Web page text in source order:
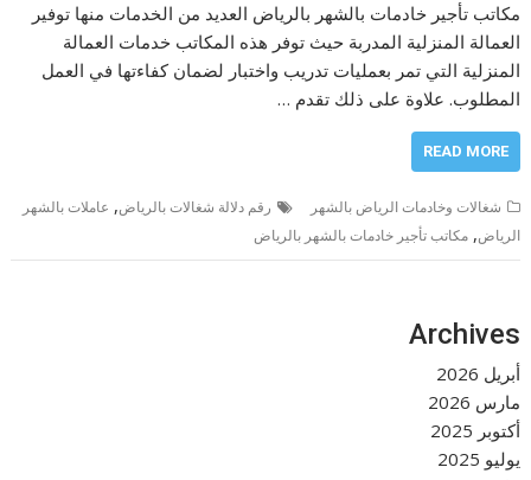
مكاتب تأجير خادمات بالشهر بالرياض العديد من الخدمات منها توفير
العمالة المنزلية المدربة حيث توفر هذه المكاتب خدمات العمالة
المنزلية التي تمر بعمليات تدريب واختبار لضمان كفاءتها في العمل
المطلوب. علاوة على ذلك تقدم …
READ MORE
شغالات وخادمات الرياض بالشهر رقم دلالة شغالات بالرياض, عاملات بالشهر
الرياض,مكاتب تأجير خادمات بالشهر بالرياض
Archives
أبريل 2026
مارس 2026
أكتوبر 2025
يوليو 2025